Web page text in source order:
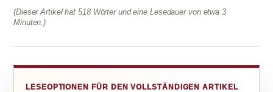
(Dieser Artikel hat 518 Wörter und eine Lesedauer von etwa 3
Minuten.)
LESEOPTIONEN FÜR DEN VOLLSTÄNDIGEN ARTIKEL